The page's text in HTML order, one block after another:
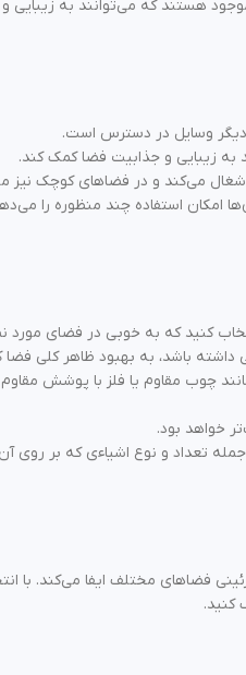
هستند که می‌توانند به
و دیگر وسایل در دسترس است.
به زیبایی و جذابیت فضا کمک کند.
اشغال می‌کند و در فضاهای کوچک
امکان استفاده چند منظوره را
کنید که به خوبی در فضای مورد
داشته باشد، به بهبود ظاهر کلی
چوب مقاوم یا فلز با پوشش مقاوم و
خواهد بود.
جمله تعداد و نوع اشیاءی که بر روی
فضاهای مختلف ایفا می‌کند. با
کنید.